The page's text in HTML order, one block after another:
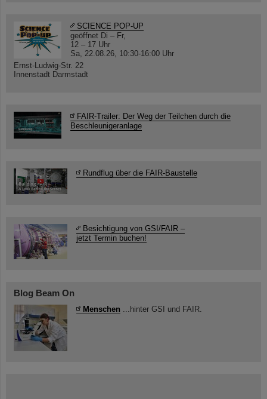
SCIENCE POP-UP
geöffnet Di – Fr,
12 – 17 Uhr
Sa, 22.08.26, 10:30-16:00 Uhr
Ernst-Ludwig-Str. 22
Innenstadt Darmstadt
FAIR-Trailer: Der Weg der Teilchen durch die
Beschleunigeranlage
Rundflug über die FAIR-Baustelle
Besichtigung von GSI/FAIR –
jetzt Termin buchen!
Blog Beam On
Menschen ...hinter GSI und FAIR.